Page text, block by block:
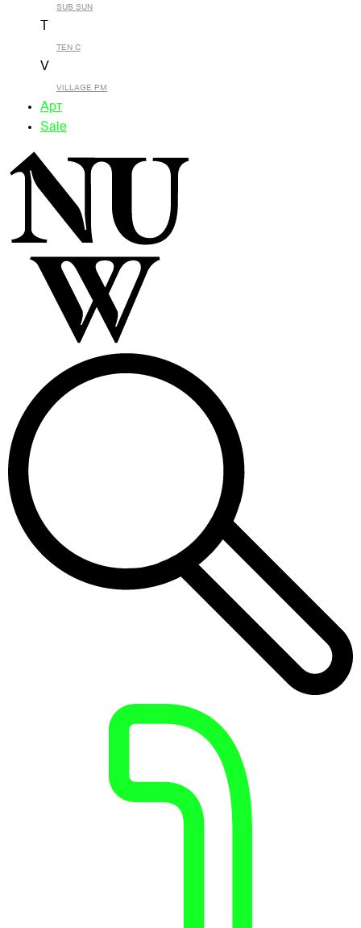
SUB SUN
TEN C
V
VILLAGE PM
Арт
Sale